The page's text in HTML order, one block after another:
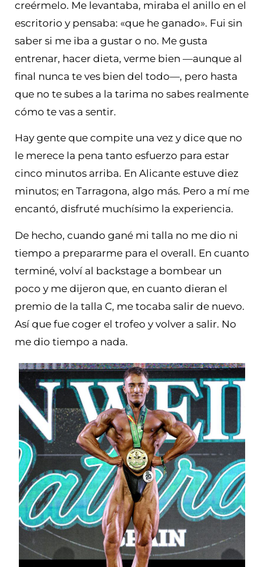
creérmelo. Me levantaba, miraba el anillo en el
escritorio y pensaba: «que he ganado». Fui sin
saber si me iba a gustar o no. Me gusta
entrenar, hacer dieta, verme bien —aunque al
final nunca te ves bien del todo—, pero hasta
que no te subes a la tarima no sabes realmente
cómo te vas a sentir.
Hay gente que compite una vez y dice que no
le merece la pena tanto esfuerzo para estar
cinco minutos arriba. En Alicante estuve diez
minutos; en Tarragona, algo más. Pero a mí me
encantó, disfruté muchísimo la experiencia.
De hecho, cuando gané mi talla no me dio ni
tiempo a prepararme para el overall. En cuanto
terminé, volví al backstage a bombear un
poco y me dijeron que, en cuanto dieran el
premio de la talla C, me tocaba salir de nuevo.
Así que fue coger el trofeo y volver a salir. No
me dio tiempo a nada.